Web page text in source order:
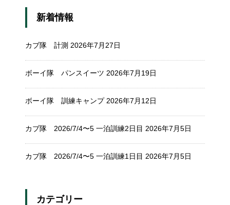
新着情報
カブ隊 計測 2026年7月27日
ボーイ隊 パンスイーツ 2026年7月19日
ボーイ隊 訓練キャンプ 2026年7月12日
カブ隊 2026/7/4〜5 一泊訓練2日目 2026年7月5日
カブ隊 2026/7/4〜5 一泊訓練1日目 2026年7月5日
カテゴリー